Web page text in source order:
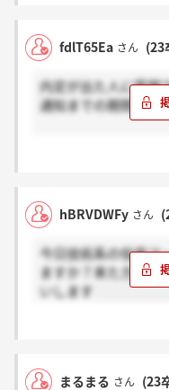
fdlT65Ea さん (23
内定が出た人に質問
通知までの期間はど
hBRVDWFy さん
今日技術系の役員マ
ますか？来た方は感
いします
まるまる さん (23